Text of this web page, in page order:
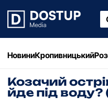
НовиниКропивницький
Козачий
йде під